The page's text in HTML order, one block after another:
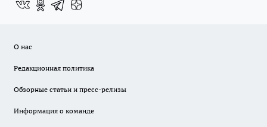
О нас
Редакционная политика
Обзорные статьи и пресс-релизы
Информация о команде